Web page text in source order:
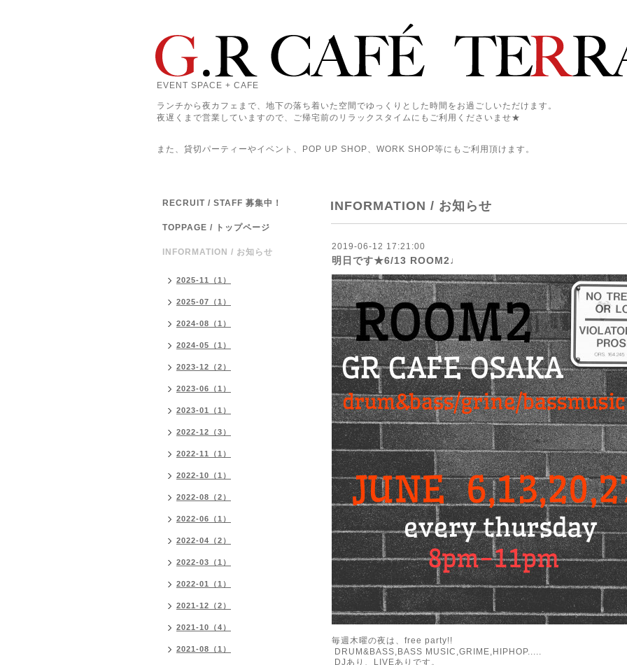
EVENT SPACE + CAFE
ランチから夜カフェまで、地下の落ち着いた空間でゆっくりとした時間をお過ごしいただけます。
夜遅くまで営業していますので、ご帰宅前のリラックスタイムにもご利用くださいませ★
また、貸切パーティーやイベント、POP UP SHOP、WORK SHOP等にもご利用頂けます。
INFORMATION / お知らせ
2019-06-12 17:21:00
明日です★6/13 ROOM2♩
毎週木曜の夜は、free party!!
DRUM&BASS,BASS MUSIC,GRIME,HIPHOP.....
DJあり、LIVEありです。
RECRUIT / STAFF 募集中！
TOPPAGE / トップページ
INFORMATION / お知らせ
2025-11（1）
2025-07（1）
2024-08（1）
2024-05（1）
2023-12（2）
2023-06（1）
2023-01（1）
2022-12（3）
2022-11（1）
2022-10（1）
2022-08（2）
2022-06（1）
2022-04（2）
2022-03（1）
2022-01（1）
2021-12（2）
2021-10（4）
2021-08（1）